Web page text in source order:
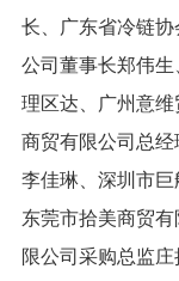
长、广东省冷链
公司董事长郑伟
理区达、广州意
商贸有限公司总
李佳琳、深圳市巨
东莞市拾美商贸
限公司采购总监